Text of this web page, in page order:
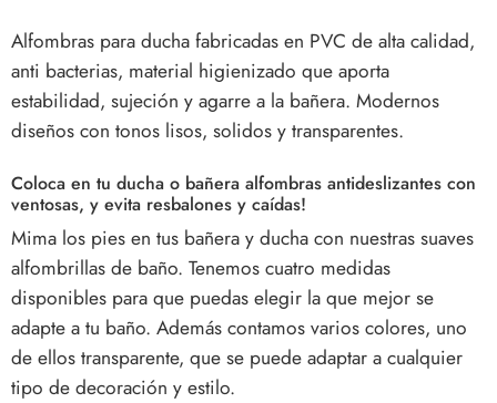
Alfombras para duchafabricadas en PVC de alta calidad,
anti bacterias, material higienizado que aporta
estabilidad, sujeción y agarre a la bañera. Modernos
diseños con tonos lisos, solidos y transparentes.
Coloca en tu ducha o bañera alfombras antideslizantes con
ventosas, y evita resbalones y caídas!
Mima los pies en tus bañera y ducha con nuestras suaves
alfombrillas de baño. Tenemos cuatro medidas
disponibles para que puedas elegir la que mejor se
adapte a tu baño. Además contamos varios colores, uno
de ellos transparente, que se puede adaptar a cualquier
tipo de decoración y estilo.